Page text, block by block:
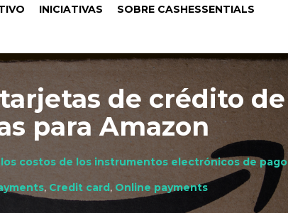
INICIATIVAS SOBRE CASHESSENTIALS
de crédito de
para Amazon
costos de los instrumentos electrónicos de pago
, Credit card, Online payments